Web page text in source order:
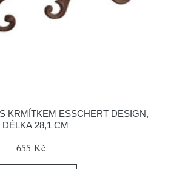
KRMÍTKEM ESSCHERT DESIGN,
DÉLKA 28,1 CM
655 Kč